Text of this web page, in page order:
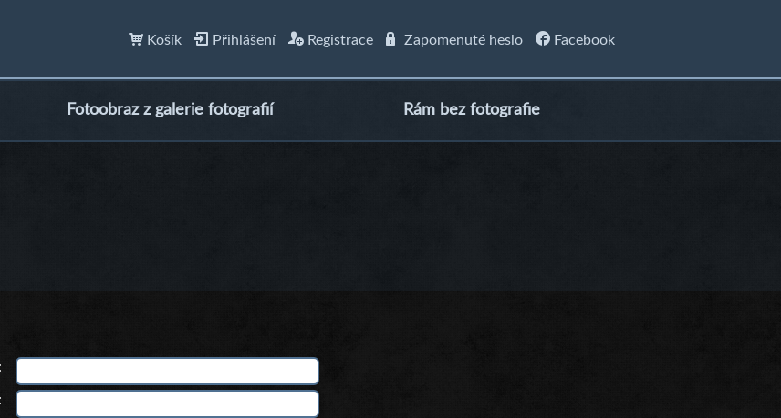
Košík Přihlášení Registrace Zapomenuté heslo Facebook
Fotoobraz z galerie fotografií Rám bez fotografie